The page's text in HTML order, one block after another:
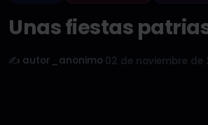
Unas fiestas
✍️ autor_anonimo 02 de noviembre de